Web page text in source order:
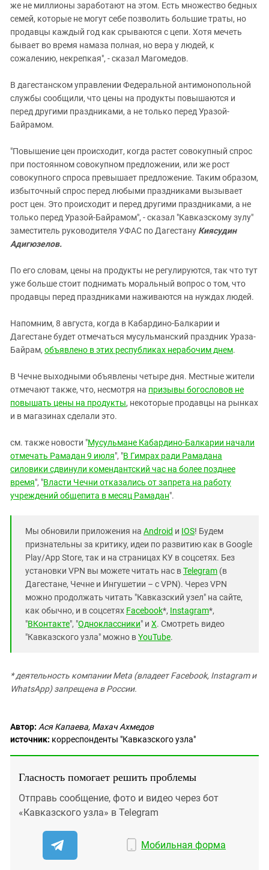
же не миллионы заработают на этом. Есть множество бедных
семей, которые не могут себе позволить большие траты, но
продавцы каждый год как срываются с цепи. Хотя мечеть
бывает во время намаза полная, но вера у людей, к
сожалению, некрепкая", - сказал Магомедов.
В дагестанском управлении Федеральной антимонопольной
службы сообщили, что цены на продукты повышаются и
перед другими праздниками, а не только перед Уразой-
Байрамом.
"Повышение цен происходит, когда растет совокупный спрос
при постоянном совокупном предложении, или же рост
совокупного спроса превышает предложение. Таким образом,
избыточный спрос перед любыми праздниками вызывает
рост цен. Это происходит и перед другими праздниками, а не
только перед Уразой-Байрамом", - сказал "Кавказскому зулу"
заместитель руководителя УФАС по Дагестану Киясудин
Адигюзелов.
По его словам, цены на продукты не регулируются, так что тут
уже больше стоит поднимать моральный вопрос о том, что
продавцы перед праздниками наживаются на нуждах людей.
Напомним, 8 августа, когда в Кабардино-Балкарии и
Дагестане будет отмечаться мусульманский праздник Ураза-
Байрам, объявлено в этих республиках нерабочим днем.
В Чечне выходными объявлены четыре дня. Местные жители
отмечают также, что, несмотря на призывы богословов не
повышать цены на продукты, некоторые продавцы на рынках
и в магазинах сделали это.
см. также новости "Мусульмане Кабардино-Балкарии начали
отмечать Рамадан 9 июля", "В Гимрах ради Рамадана
силовики сдвинули комендантский час на более позднее
время", "Власти Чечни отказались от запрета на работу
учреждений общепита в месяц Рамадан".
Мы обновили приложения на Android и IOS! Будем
признательны за критику, идеи по развитию как в Google
Play/App Store, так и на страницах КУ в соцсетях. Без
установки VPN вы можете читать нас вTelegram (в
Дагестане, Чечне и Ингушетии – с VPN). Через VPN
можно продолжать читать "Кавказский узел" на сайте,
как обычно, и в соцсетях Facebook*, Instagram*,
"ВКонтакте", "Одноклассники" и X. Смотреть видео
"Кавказского узла" можно вYouTube.
* деятельность компании Meta (владеет Facebook, Instagram и
WhatsApp) запрещена в России.
Автор: Ася Капаева, Махач Ахмедов
источник: корреспонденты "Кавказского узла"
Гласность помогает решить проблемы
Отправь сообщение, фото и видео через бот
«Кавказского узла» в Telegram
Мобильная форма